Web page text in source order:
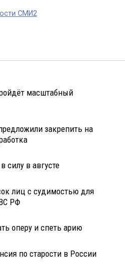
СМИ2
масштабный
закрепить на
силу в августе
лиц с судимостью для
РФ
оперу и спеть арию
по старости в России